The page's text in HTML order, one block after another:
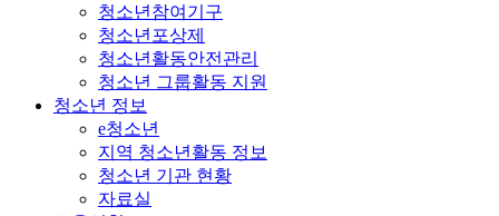
청소년참여기구
청소년포상제
청소년활동안전관리
청소년 그룹활동 지원
청소년 정보
e청소년
지역 청소년활동 정보
청소년 기관 현황
자료실